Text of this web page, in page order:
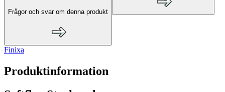
Frågor och svar om denna produkt
Finixa
Produktinformation